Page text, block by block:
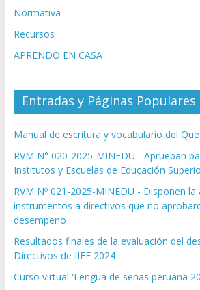
Normativa
Recursos
APRENDO EN CASA
Entradas y Páginas Populares
Manual de escritura y vocabulario del
RVM N° 020-2025-MINEDU - Aprueban
Institutos y Escuelas de Educación
RVM Nº 021-2025-MINEDU - Disponen la
instrumentos a directivos que no
desempeño
Resultados finales de la evaluación del
Directivos de IIEE 2024
Curso virtual 'Lengua de señas peruana